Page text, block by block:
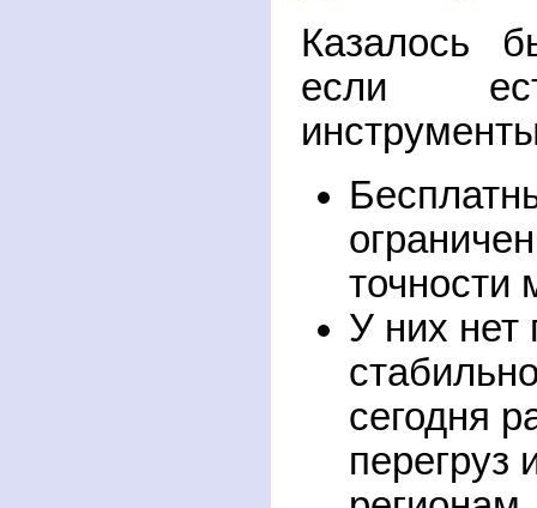
Казалось
если
точности
У них нет
сегодня
перегруз